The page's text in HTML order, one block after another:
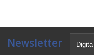
Newsletter